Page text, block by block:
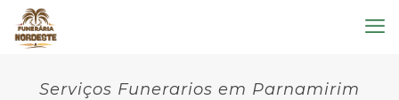
Serviços Funerarios em Parnamirim